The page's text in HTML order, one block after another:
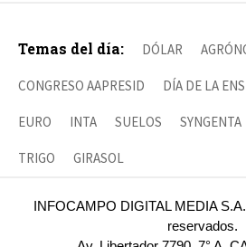
Temas del día: DÓLAR
CONGRESO AAPRESID DÍA DE LA
EURO INTA SUELOS SYNGENTA
TRIGO GIRASOL
INFOCAMPO DIGITAL MEDIA
reservados.